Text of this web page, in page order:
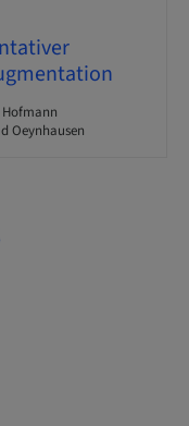
Hofmann
Oeynhausen